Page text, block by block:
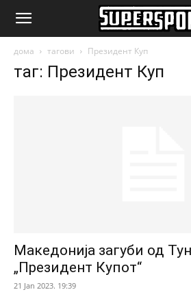
SuperSport.mk
дома тагови Президент Куп
таг: Президент Куп
Македонија загуби од
„Президент Купот“
21 Jan 2023. 19:39